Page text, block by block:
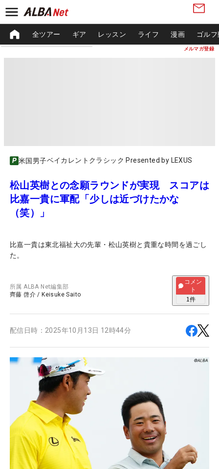
メルマガ登録
全ツアー ギア レッスン ライフ 漫画 ゴル
米国男子ベイカレントクラシック Presented by LEXUS
松山英樹との念願ラウンドが実現 スコアは
比嘉一貴に軍配「少しは近づけたかな
（笑）」
比嘉一貴は東北福祉大の先輩・松山英樹と貴重な時間を過ごし
た。
所属ALBA Net編集部
齊藤 啓介 / Keisuke Saito
コメン
ト
1件
配信日時： 2025年10月13日 12時44分